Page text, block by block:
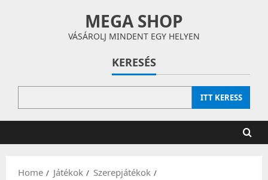
MEGA SHOP
VÁSÁROLJ MINDENT EGY HELYEN
KERESÉS
ITT KERESS
Home Játékok
Szerepjátékok